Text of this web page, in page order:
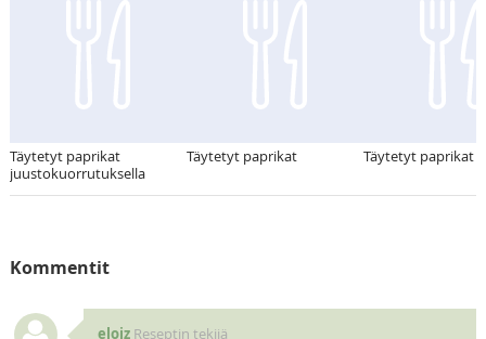
Täytetyt paprikat
juustokuorrutuksella
Täytetyt paprikat Täytetyt paprikat
Kommentit
eloiz Reseptin tekijä